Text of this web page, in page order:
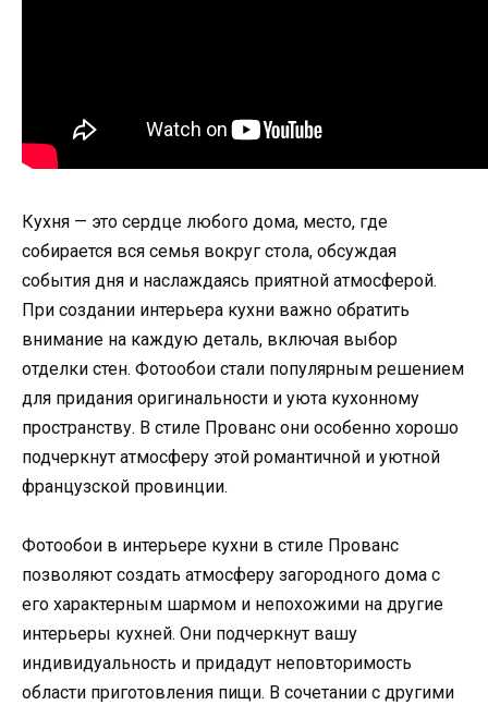
Кухня — это сердце любого дома, место, где
собирается вся семья вокруг стола, обсуждая
события дня и наслаждаясь приятной атмосферой.
При создании интерьера кухни важно обратить
внимание на каждую деталь, включая выбор
отделки стен. Фотообои стали популярным решением
для придания оригинальности и уюта кухонному
пространству. В стиле Прованс они особенно хорошо
подчеркнут атмосферу этой романтичной и уютной
французской провинции.
Фотообои в интерьере кухни в стиле Прованс
позволяют создать атмосферу загородного дома с
его характерным шармом и непохожими на другие
интерьеры кухней. Они подчеркнут вашу
индивидуальность и придадут неповторимость
области приготовления пищи. В сочетании с другими